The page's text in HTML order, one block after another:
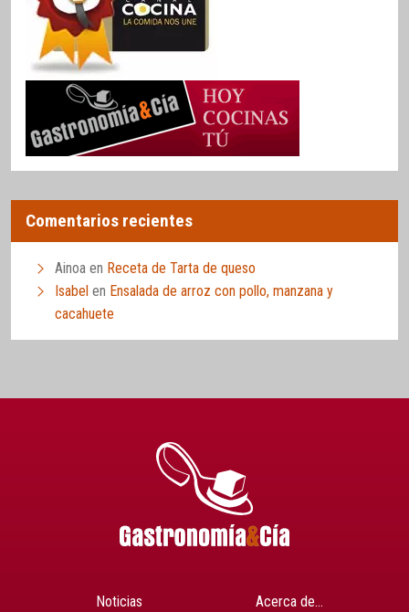
Comentarios recientes
Ainoa en Receta de Tarta de queso
Isabel en Ensalada de arroz con pollo, manzana y
cacahuete
Noticias Acerca de…